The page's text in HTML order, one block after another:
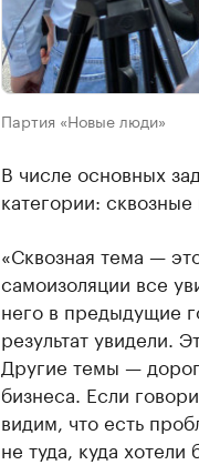
Партия «Новые люди»
В числе основных
категории:
«Сквозная тема —
самоизоляции все
него в предыдущие
результат увидели.
Другие темы —
бизнеса. Если
видим, что есть
не туда, куда